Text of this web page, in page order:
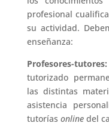
profesional
su actividad.
enseñanza:
Profesores-tutores:
tutorizado
las distintas
asistencia
tutorías onlinedel